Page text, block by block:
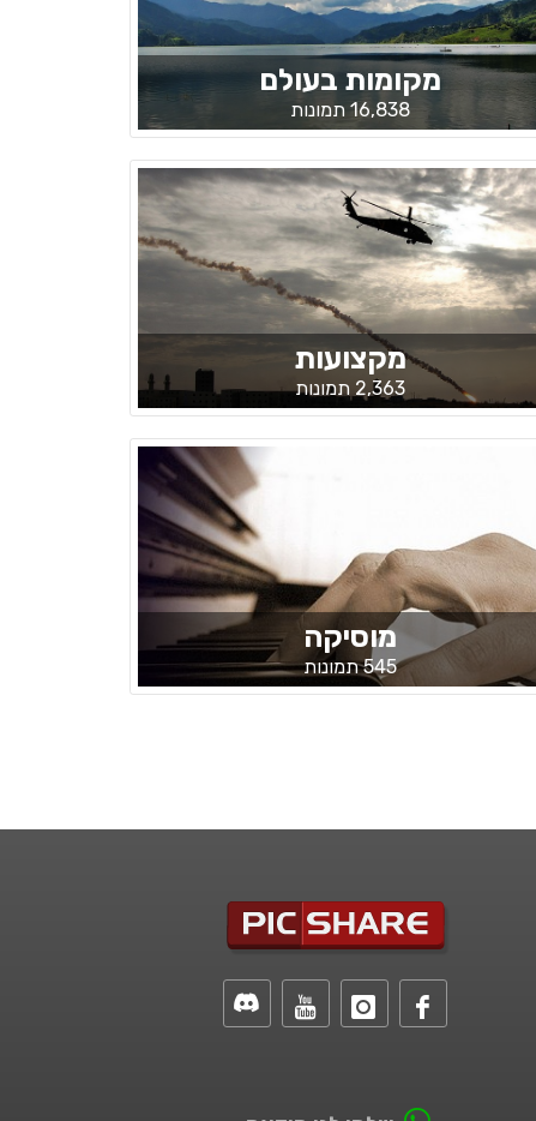
מקומות בעולם
16,838 תמונות
מקצועות
2,363 תמונות
מוסיקה
545 תמונות